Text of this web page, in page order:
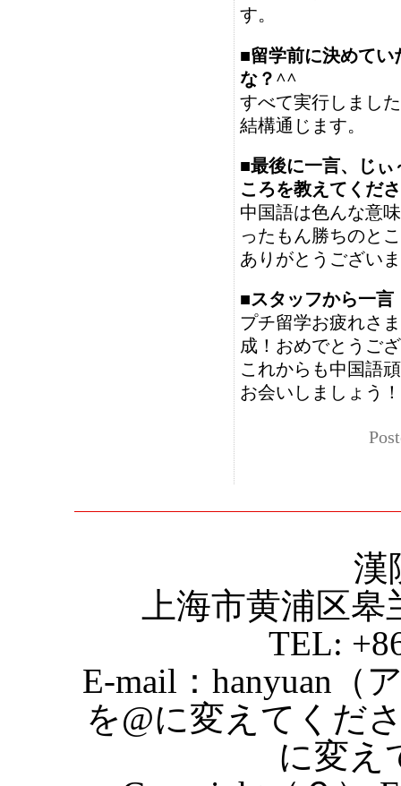
す。
■留学前に決めてい
な？^^
すべて実行しまし
結構通じます。
■最後に一言、じぃ
ころを教えてくだ
中国語は色んな意
ったもん勝ちのと
ありがとうござい
■スタッフから一言
プチ留学お疲れさ
成！おめでとうご
これからも中国語
お会いしましょう！
漢
上海市黄浦区
TEL:
E-mail：hanyuan（
を@に変えてく
に変え